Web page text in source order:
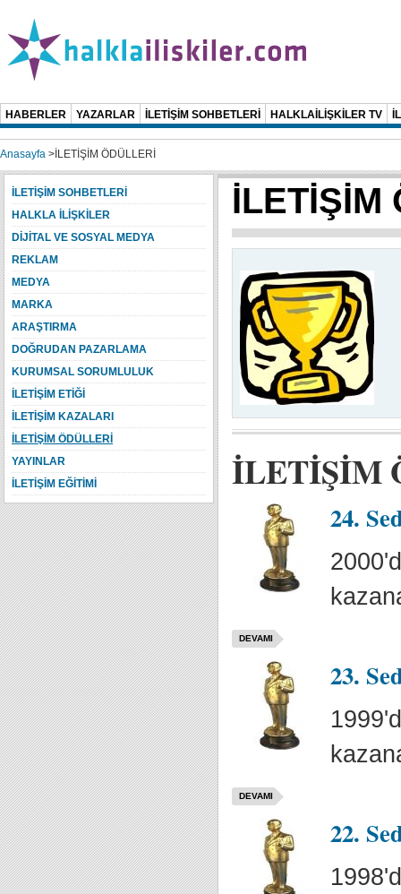
HABERLER YAZARLAR İLETİŞİM SOHBETLERİ HALKLAİLİŞKİLER TV
Anasayfa > İLETİŞİM ÖDÜLLERİ
İLETİŞİM
İLETİŞİM
24.
DEVAMI
23.
DEVAMI
22.
İLETİŞİM SOHBETLERİ
HALKLA İLİŞKİLER
DİJİTAL VE SOSYAL MEDYA
REKLAM
MEDYA
MARKA
ARAŞTIRMA
DOĞRUDAN PAZARLAMA
KURUMSAL SORUMLULUK
İLETİŞİM ETİĞİ
İLETİŞİM KAZALARI
İLETİŞİM ÖDÜLLERİ
YAYINLAR
İLETİŞİM EĞİTİMİ